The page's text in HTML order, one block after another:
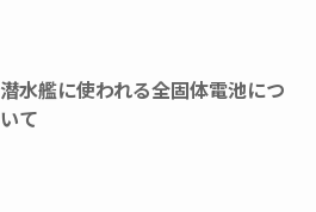
潜水艦に使われる全固体電池につ
いて